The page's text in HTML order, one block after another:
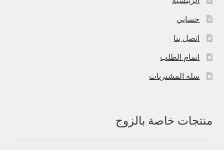
حسابي
اتصل بنا
اتمام الطلب
سلة المشتريات
منتجات خاصة بالزوج